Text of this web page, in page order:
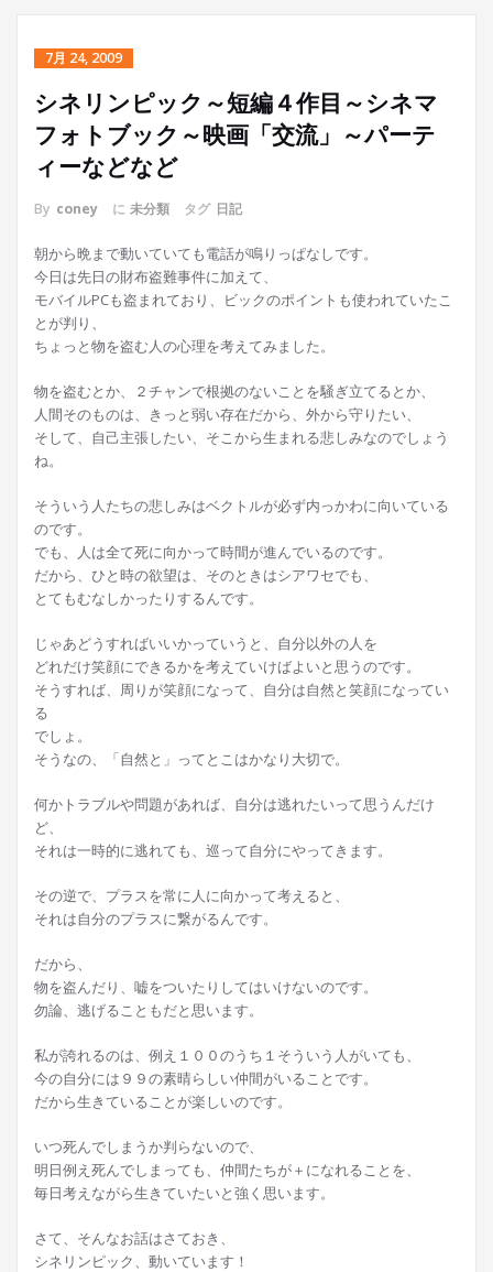
7月 24, 2009
シネリンピック～短編４作目～シネマ
フォトブック～映画「交流」～パーテ
ィーなどなど
By coney に 未分類 タグ 日記
朝から晩まで動いていても電話が鳴りっぱなしです。
今日は先日の財布盗難事件に加えて、
モバイルPCも盗まれており、ビックのポイントも使われていたこ
とが判り、
ちょっと物を盗む人の心理を考えてみました。
物を盗むとか、２チャンで根拠のないことを騒ぎ立てるとか、
人間そのものは、きっと弱い存在だから、外から守りたい、
そして、自己主張したい、そこから生まれる悲しみなのでしょう
ね。
そういう人たちの悲しみはベクトルが必ず内っかわに向いている
のです。
でも、人は全て死に向かって時間が進んでいるのです。
だから、ひと時の欲望は、そのときはシアワセでも、
とてもむなしかったりするんです。
じゃあどうすればいいかっていうと、自分以外の人を
どれだけ笑顔にできるかを考えていけばよいと思うのです。
そうすれば、周りが笑顔になって、自分は自然と笑顔になってい
る
でしょ。
そうなの、「自然と」ってとこはかなり大切で。
何かトラブルや問題があれば、自分は逃れたいって思うんだけ
ど、
それは一時的に逃れても、巡って自分にやってきます。
その逆で、プラスを常に人に向かって考えると、
それは自分のプラスに繋がるんです。
だから、
物を盗んだり、嘘をついたりしてはいけないのです。
勿論、逃げることもだと思います。
私が誇れるのは、例え１００のうち１そういう人がいても、
今の自分には９９の素晴らしい仲間がいることです。
だから生きていることが楽しいのです。
いつ死んでしまうか判らないので、
明日例え死んでしまっても、仲間たちが＋になれることを、
毎日考えながら生きていたいと強く思います。
さて、そんなお話はさておき、
シネリンピック、動いています！